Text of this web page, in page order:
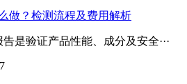
做？检测流程及费用解析
是验证产品性能、成分及安全···